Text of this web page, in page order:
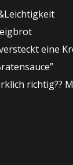
eine
richtig??